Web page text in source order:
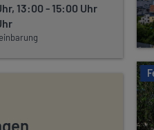
13:00 - 15:00 Uhr